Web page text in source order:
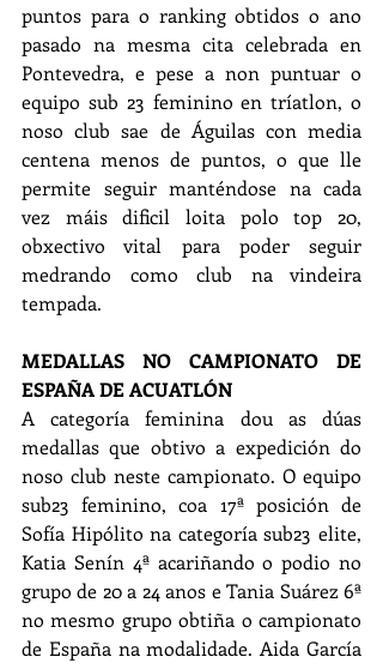
puntos para o ranking obtidos o ano
pasado na mesma cita celebrada en
Pontevedra, e pese a non puntuar o
equipo sub 23 feminino en tríatlon, o
noso club sae de Águilas con media
centena menos de puntos, o que lle
permite seguir manténdose na cada
vez máis dificil loita polo top 20,
obxectivo vital para poder seguir
medrando como club na vindeira
tempada.
MEDALLAS NO CAMPIONATO DE
ESPAÑA DE ACUATLÓN
A categoría feminina dou as dúas
medallas que obtivo a expedición do
noso club neste campionato. O equipo
sub23 feminino, coa 17ª posición de
Sofía Hipólito na categoría sub23 elite,
Katia Senín 4ª acariñando o podio no
grupo de 20 a 24 anos e Tania Suárez 6ª
no mesmo grupo obtiña o campionato
de España na modalidade. Aida García